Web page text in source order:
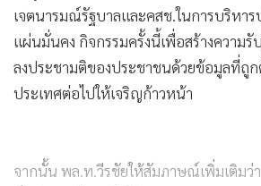
เจตนารมณ์รัฐบาลและคสช.ในการบริหาร
แผ่นมั่นคง กิจกรรมครั้งนี้เพื่อสร้างความรั
ลงประชามติของประชาชนด้วยข้อมูลที่ถู
ประเทศต่อไปให้เจริญก้าวหน้า
จากนั้น พล.ท.วีรชัยให้สัมภาษณ์เพิ่มเติมว่